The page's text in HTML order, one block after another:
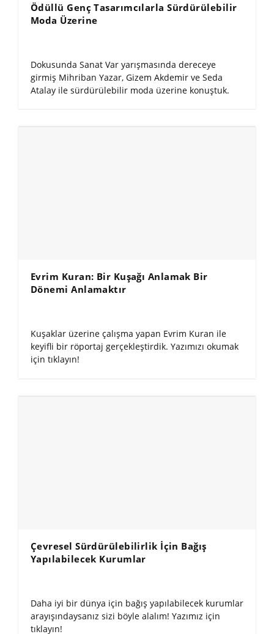
Ödüllü Genç Tasarımcılarla Sürdürülebilir
Moda Üzerine
Dokusunda Sanat Var yarışmasında dereceye
girmiş Mihriban Yazar, Gizem Akdemir ve Seda
Atalay ile sürdürülebilir moda üzerine konuştuk.
Evrim Kuran: Bir Kuşağı Anlamak Bir
Dönemi Anlamaktır
Kuşaklar üzerine çalışma yapan Evrim Kuran ile
keyifli bir röportaj gerçekleştirdik. Yazımızı okumak
için tıklayın!
Çevresel Sürdürülebilirlik İçin Bağış
Yapılabilecek Kurumlar
Daha iyi bir dünya için bağış yapılabilecek kurumlar
arayışındaysanız sizi böyle alalım! Yazımız için
tıklayın!